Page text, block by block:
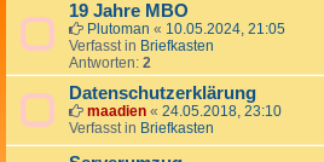
19 Jahre MBO
Plutoman « 10.05.2024, 21:05
Verfasst in Briefkasten
Antworten: 2
Datenschutzerklärung
maadien « 24.05.2018, 23:10
Verfasst in Briefkasten